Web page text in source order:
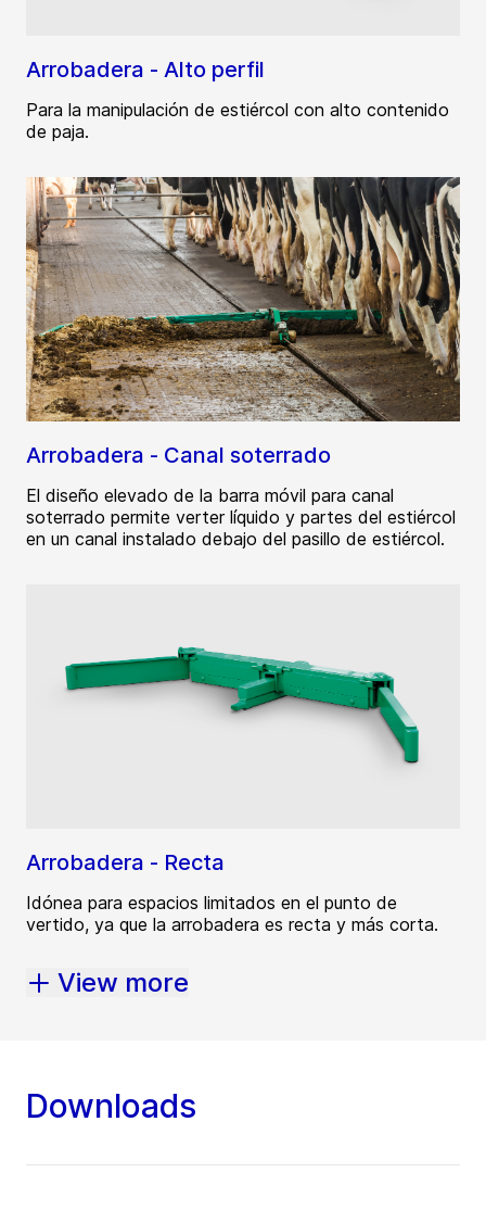
Arrobadera - Alto perfil
Para la manipulación de estiércol con alto contenido
de paja.
Arrobadera - Canal soterrado
El diseño elevado de la barra móvil para canal
soterrado permite verter líquido y partes del estiércol
en un canal instalado debajo del pasillo de estiércol.
Arrobadera - Recta
Idónea para espacios limitados en el punto de
vertido, ya que la arrobadera es recta y más corta.
View more
Downloads